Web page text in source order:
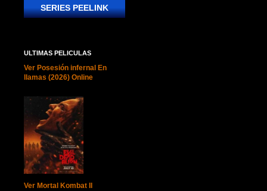
SERIES PEELINK
ULTIMAS PELICULAS
Ver Posesión infernal En
llamas (2026) Online
Ver Mortal Kombat II